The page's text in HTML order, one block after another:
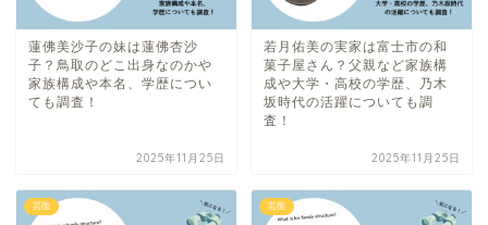
蓮佛美沙子の妹は蓮佛杏沙
子？鳥取のどこ出身なのかや
家族構成や本名、学歴につい
ても調査！
2025年11月25日
若月佑美の実家は富士市の和
菓子屋さん？父親など家族構
成や大学・高校の学歴、乃木
坂時代の活躍についても調
査！
2025年11月25日
芸能 芸能